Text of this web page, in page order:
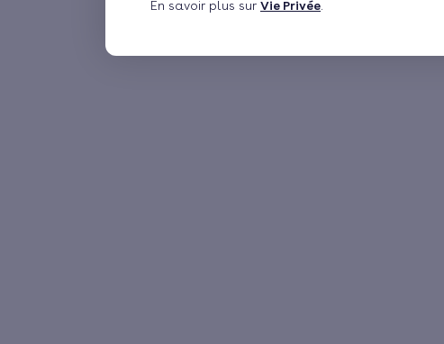
En savoir plus sur Vie Privée